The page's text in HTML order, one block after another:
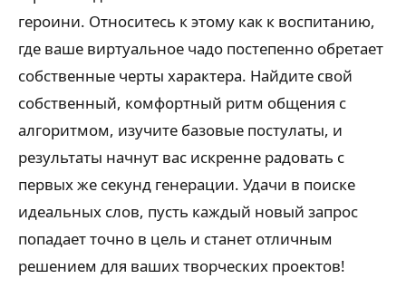
героини. Относитесь к этому как к воспитанию,
где ваше виртуальное чадо постепенно обретает
собственные черты характера. Найдите свой
собственный, комфортный ритм общения с
алгоритмом, изучите базовые постулаты, и
результаты начнут вас искренне радовать с
первых же секунд генерации. Удачи в поиске
идеальных слов, пусть каждый новый запрос
попадает точно в цель и станет отличным
решением для ваших творческих проектов!